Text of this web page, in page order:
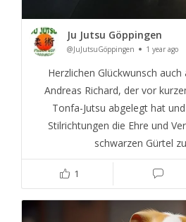
Ju Jutsu Göppingen
@JuJutsuGöppingen 1 year ago
Herzlichen Glückwunsch
Andreas Richard, der vor
Tonfa-Jutsu abgelegt hat
Stilrichtungen die Ehre und
schwarzen Gürtel
1